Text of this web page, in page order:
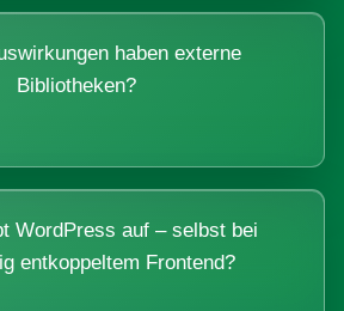
haben externe
Bibliotheken?
WordPress auf – selbst bei
entkoppeltem Frontend?